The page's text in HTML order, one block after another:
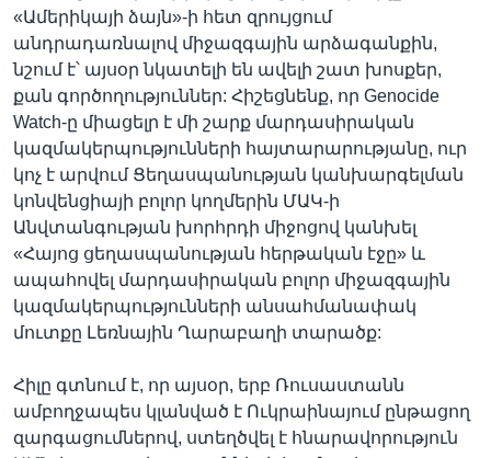
«Ամերիկայի ձայն»-ի հետ զրույցում
անդրադառնալով միջազգային արձագանքին,
նշում է՝ այսօր նկատելի են ավելի շատ խոսքեր,
քան գործողություններ: Հիշեցնենք, որ Genocide
Watch-ը միացելր է մի շարք մարդասիրական
կազմակերպությունների հայտարարությանը, ուր
կոչ է արվում Ցեղասպանության կանխարգելման
կոնվենցիայի բոլոր կողմերին ՄԱԿ-ի
Անվտանգության խորհրդի միջոցով կանխել
«Հայոց ցեղասպանության հերթական էջը» և
ապահովել մարդասիրական բոլոր միջազգային
կազմակերպությունների անսահմանափակ
մուտքը Լեռնային Ղարաբաղի տարածք:
Հիլը գտնում է, որ այսօր, երբ Ռուսաստանն
ամբողջապես կլանված է Ուկրաինայում ընթացող
զարգացումներով, ստեղծվել է հնարավորություն